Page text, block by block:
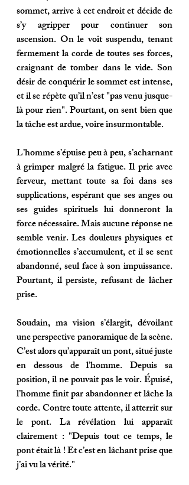
sommet, arrive à cet endroit et décide de
s’y agripper pour continuer son
ascension. On le voit suspendu, tenant
fermement la corde de toutes ses forces,
craignant de tomber dans le vide. Son
désir de conquérir le sommet est intense,
et il se répète qu’il n’est "pas venu jusque-
là pour rien". Pourtant, on sent bien que
la tâche est ardue, voire insurmontable.
L’homme s’épuise peu à peu, s’acharnant
à grimper malgré la fatigue. Il prie avec
ferveur, mettant toute sa foi dans ses
supplications, espérant que ses anges ou
ses guides spirituels lui donneront la
force nécessaire. Mais aucune réponse ne
semble venir. Les douleurs physiques et
émotionnelles s’accumulent, et il se sent
abandonné, seul face à son impuissance.
Pourtant, il persiste, refusant de lâcher
prise.
Soudain, ma vision s’élargit, dévoilant
une perspective panoramique de la scène.
C’est alors qu’apparaît un pont, situé juste
en dessous de l’homme. Depuis sa
position, il ne pouvait pas le voir. Épuisé,
l’homme finit par abandonner et lâche la
corde. Contre toute attente, il atterrit sur
le pont. La révélation lui apparaît
clairement : "Depuis tout ce temps, le
pont était là ! Et c’est en lâchant prise que
j’ai vu la vérité."